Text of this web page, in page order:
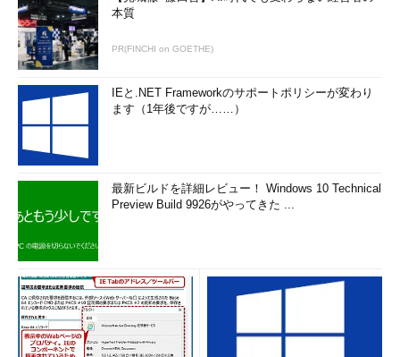
本質
PR(FINCHI on GOETHE)
IEと.NET Frameworkのサポートポリシーが変わり
ます（1年後ですが……）
最新ビルドを詳細レビュー！ Windows 10 Technical
Preview Build 9926がやってきた ...